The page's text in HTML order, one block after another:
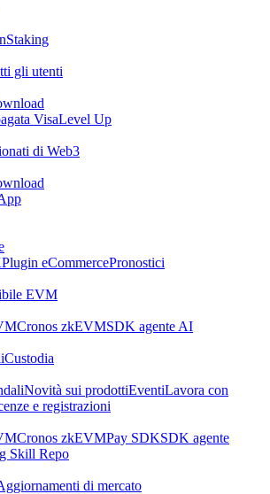
Staking
gli utenti
VisaLevel Up
di Web3
Plugin eCommercePronostici
EVM
Cronos zkEVMSDK agente AI
Custodia
Novità sui prodottiEventiLavora con
e registrazioni
Cronos zkEVMPay SDKSDK agente
Skill Repo
di mercato